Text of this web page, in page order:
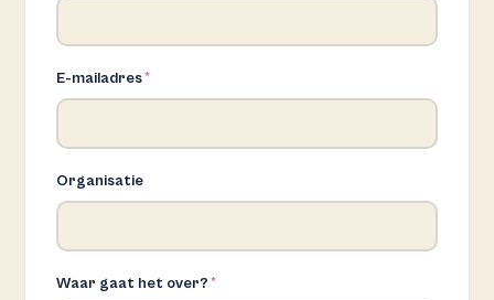
E-mailadres*
Organisatie
Waar gaat het over? *